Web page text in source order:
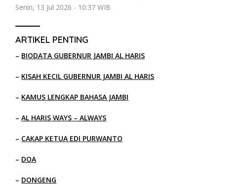
Senin, 13 Jul 2026 - 10:37 WIB
ARTIKEL PENTING
– BIODATA GUBERNUR JAMBI AL HARIS
– KISAH KECIL GUBERNUR JAMBI AL HARIS
– KAMUS LENGKAP BAHASA JAMBI
–AL HARIS WAYS – ALWAYS
– CAKAP KETUA EDI PURWANTO
– DOA
– DONGENG